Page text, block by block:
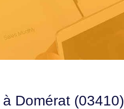
Domérat (03410)